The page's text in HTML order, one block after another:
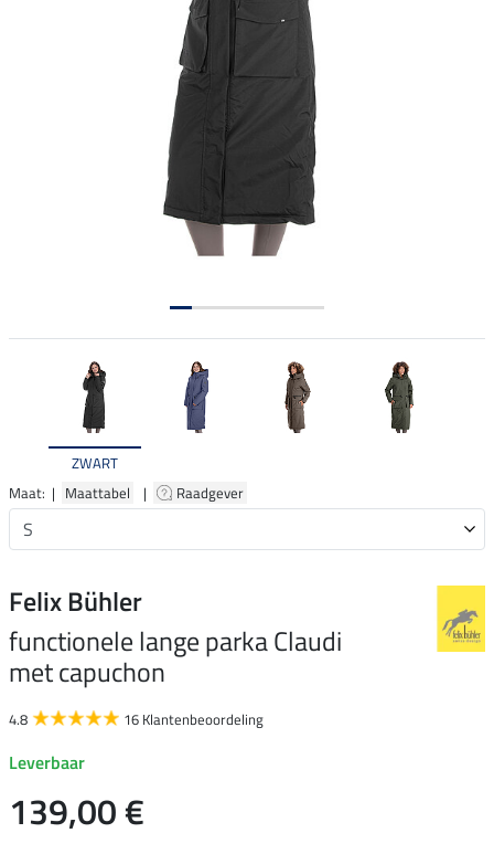
ZWART
Maat: | Maattabel | Raadgever
Felix Bühler
functionele lange parka Claudi
met capuchon
4.8 16 Klantenbeoordeling
Leverbaar
139,00 €